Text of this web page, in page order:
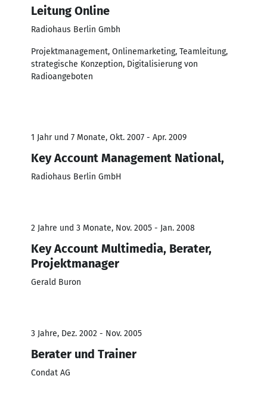
Leitung Online
Radiohaus Berlin Gmbh
Projektmanagement, Onlinemarketing, Teamleitung,
strategische Konzeption, Digitalisierung von
Radioangeboten
1 Jahr und 7 Monate, Okt. 2007 - Apr. 2009
Key Account Management National,
Radiohaus Berlin GmbH
2 Jahre und 3 Monate, Nov. 2005 - Jan. 2008
Key Account Multimedia, Berater,
Projektmanager
Gerald Buron
3 Jahre, Dez. 2002 - Nov. 2005
Berater und Trainer
Condat AG